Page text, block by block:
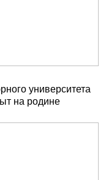
университета
на родине